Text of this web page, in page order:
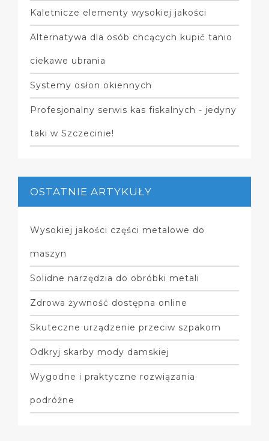
Kaletnicze elementy wysokiej jakości
Alternatywa dla osób chcących kupić tanio
ciekawe ubrania
Systemy osłon okiennych
Profesjonalny serwis kas fiskalnych - jedyny
taki w Szczecinie!
OSTATNIE ARTYKUŁY
Wysokiej jakości części metalowe do
maszyn
Solidne narzędzia do obróbki metali
Zdrowa żywność dostępna online
Skuteczne urządzenie przeciw szpakom
Odkryj skarby mody damskiej
Wygodne i praktyczne rozwiązania
podróżne